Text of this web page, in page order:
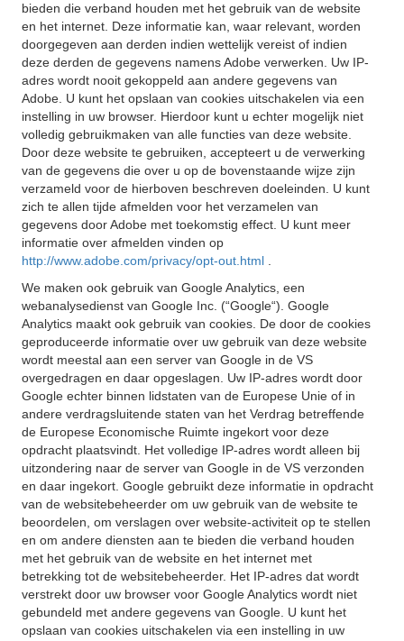
bieden die verband houden met het gebruik van de website
en het internet. Deze informatie kan, waar relevant, worden
doorgegeven aan derden indien wettelijk vereist of indien
deze derden de gegevens namens Adobe verwerken. Uw IP-
adres wordt nooit gekoppeld aan andere gegevens van
Adobe. U kunt het opslaan van cookies uitschakelen via een
instelling in uw browser. Hierdoor kunt u echter mogelijk niet
volledig gebruikmaken van alle functies van deze website.
Door deze website te gebruiken, accepteert u de verwerking
van de gegevens die over u op de bovenstaande wijze zijn
verzameld voor de hierboven beschreven doeleinden. U kunt
zich te allen tijde afmelden voor het verzamelen van
gegevens door Adobe met toekomstig effect. U kunt meer
informatie over afmelden vinden op
http://www.adobe.com/privacy/opt-out.html
We maken ook gebruik van Google Analytics, een
webanalysedienst van Google Inc. (“Google“). Google
Analytics maakt ook gebruik van cookies. De door de cookies
geproduceerde informatie over uw gebruik van deze website
wordt meestal aan een server van Google in de VS
overgedragen en daar opgeslagen. Uw IP-adres wordt door
Google echter binnen lidstaten van de Europese Unie of in
andere verdragsluitende staten van het Verdrag betreffende
de Europese Economische Ruimte ingekort voor deze
opdracht plaatsvindt. Het volledige IP-adres wordt alleen bij
uitzondering naar de server van Google in de VS verzonden
en daar ingekort. Google gebruikt deze informatie in opdracht
van de websitebeheerder om uw gebruik van de website te
beoordelen, om verslagen over website-activiteit op te stellen
en om andere diensten aan te bieden die verband houden
met het gebruik van de website en het internet met
betrekking tot de websitebeheerder. Het IP-adres dat wordt
verstrekt door uw browser voor Google Analytics wordt niet
gebundeld met andere gegevens van Google. U kunt het
opslaan van cookies uitschakelen via een instelling in uw